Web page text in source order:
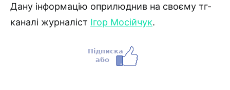
Дану інформацію оприлюднив на своєму тг-
каналі журналіст Ігор Мосійчук.